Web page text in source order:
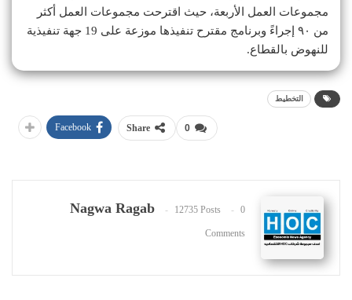
مجموعات العمل الأربعة، حيث اقترحت مجموعات العمل أكثر
من ٩٠ إجراءً وبرنامج مقترح تنفيذها موزعة على 19 جهة تنفيذية
للنهوض بالقطاع.
التخطيط
0
Share
Facebook
Nagwa Ragab 12735 Posts 0
Comments